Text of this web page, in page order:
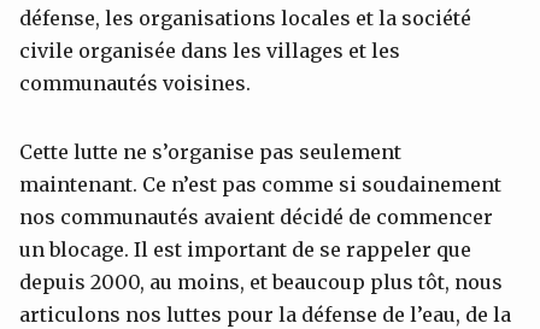
défense, les organisations locales et la société
civile organisée dans les villages et les
communautés voisines.
Cette lutte ne s’organise pas seulement
maintenant. Ce n’est pas comme si soudainement
nos communautés avaient décidé de commencer
un blocage. Il est important de se rappeler que
depuis 2000, au moins, et beaucoup plus tôt, nous
articulons nos luttes pour la défense de l’eau, de la